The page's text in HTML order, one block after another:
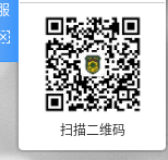
扫描二维码